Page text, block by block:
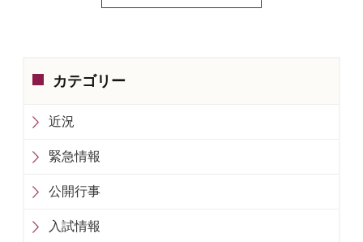
カテゴリー
近況
緊急情報
公開行事
入試情報